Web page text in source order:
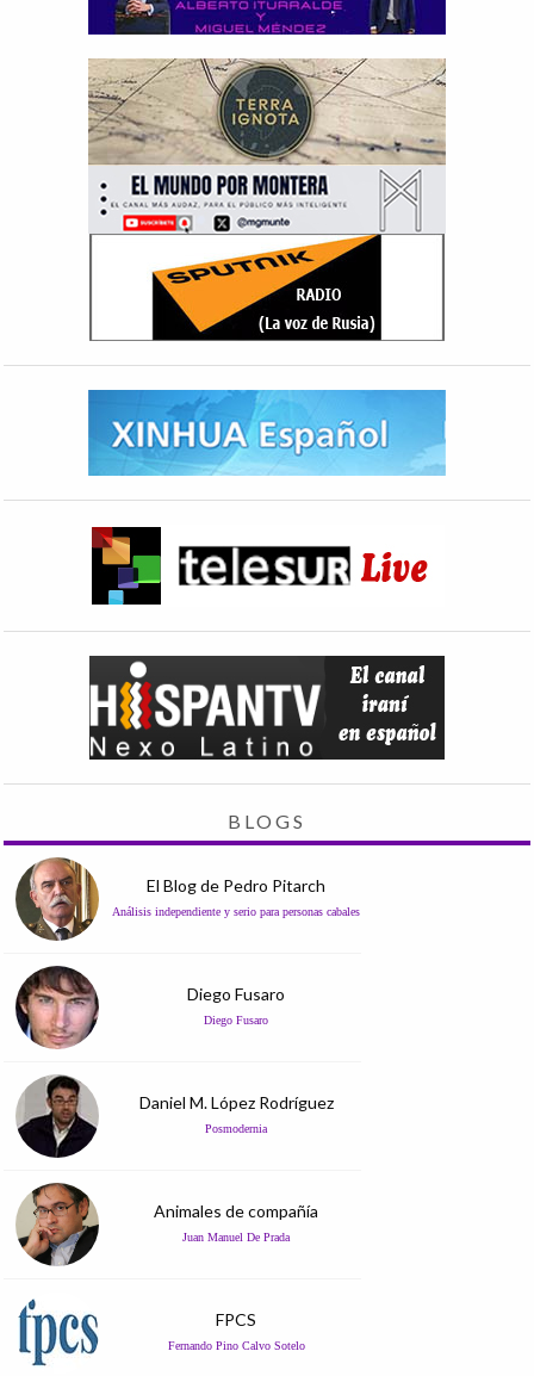
BLOGS
El Blog de Pedro Pitarch
Análisis independiente y serio para personas cabales
Diego Fusaro
Diego Fusaro
Daniel M. López Rodríguez
Posmodernia
Animales de compañía
Juan Manuel De Prada
FPCS
Fernando Pino Calvo Sotelo